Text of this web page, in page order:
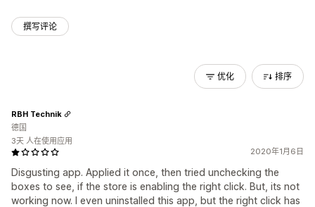
撰写评论
优化 排序
2020年1月6日
Disgusting app. Applied it once, then tried unchecking the
boxes to see, if the store is enabling the right click. But, its not
working now. I even uninstalled this app, but the right click has
RBH Technik
德国
3天 人在使用应用